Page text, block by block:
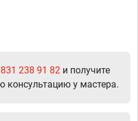
238 91 82 и получите
консультацию у мастера.